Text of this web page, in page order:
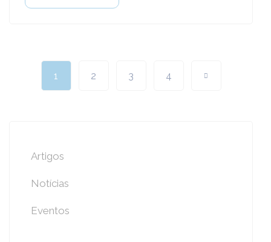
1 2 3 4
Artigos
Notícias
Eventos